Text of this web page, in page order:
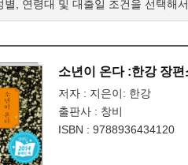
별, 연령대 및 대출일 조건을 선택해
소년이 온다 :한강 장편
저자 : 지은이: 한강
출판사 : 창비
ISBN : 9788936434120